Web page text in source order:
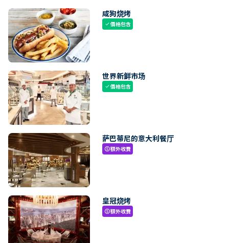
咸狗烧烤
check價格包含
世界新鲜市场
check價格包含
萨巴蒂尼的意大利餐厅
paid額外收費
皇冠烧烤
paid額外收費